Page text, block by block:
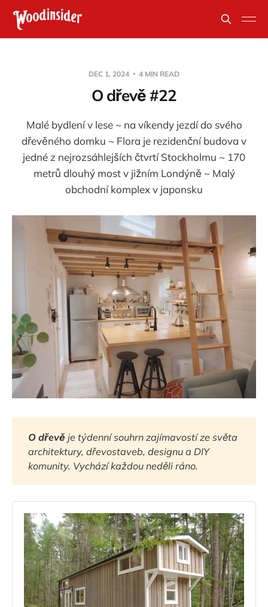
DEC 1, 2024 4 MIN READ
O dřevě #22
Malé bydlení v lese ~ na víkendy jezdí do svého
dřevěného domku ~ Flora je rezidenční budova v
jedné z nejrozsáhlejších čtvrtí Stockholmu ~ 170
metrů dlouhý most v jižním Londýně ~ Malý
obchodní komplex v japonsku
O dřevě je týdenní souhrn zajímavostí ze světa
architektury, dřevostaveb, designu a DIY
komunity. Vychází každou neděli ráno.